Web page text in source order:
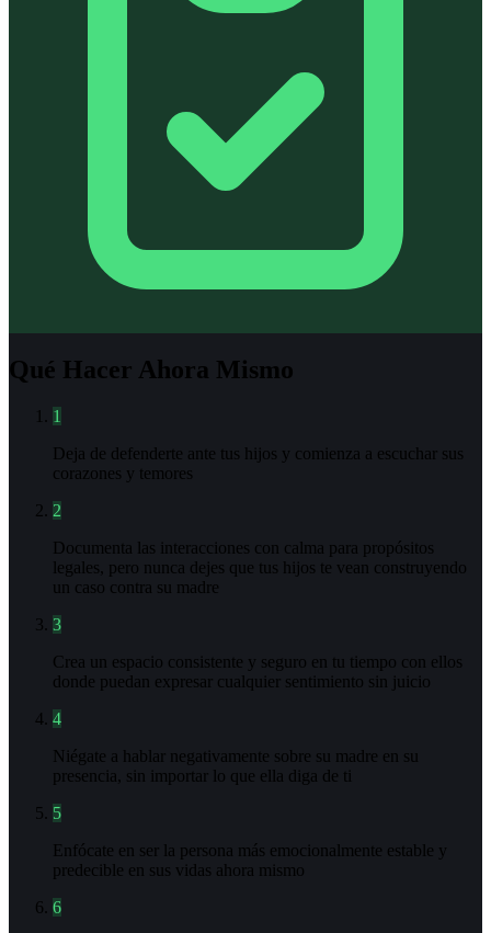
Qué Hacer Ahora Mismo
1
Deja de defenderte ante tus hijos y comienza a escuchar sus
corazones y temores
2
Documenta las interacciones con calma para propósitos
legales, pero nunca dejes que tus hijos te vean construyendo
un caso contra su madre
3
Crea un espacio consistente y seguro en tu tiempo con ellos
donde puedan expresar cualquier sentimiento sin juicio
4
Niégate a hablar negativamente sobre su madre en su
presencia, sin importar lo que ella diga de ti
5
Enfócate en ser la persona más emocionalmente estable y
predecible en sus vidas ahora mismo
6